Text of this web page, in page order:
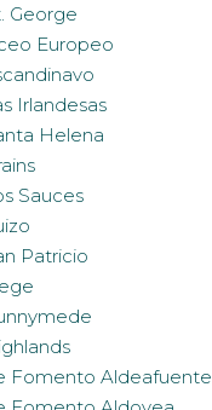
George
Europeo
Irlandesas
Helena
Sauces
Patricio
Fomento Aldeafuente